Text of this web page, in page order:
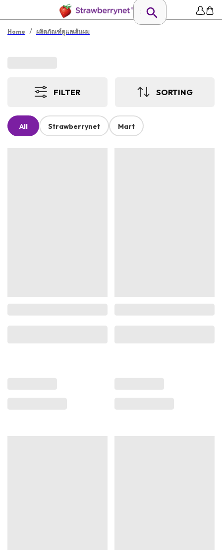
Home / ผลิตภัณฑ์ดูแลเส้นผม
FILTER SORTING
All Strawberrynet Mart